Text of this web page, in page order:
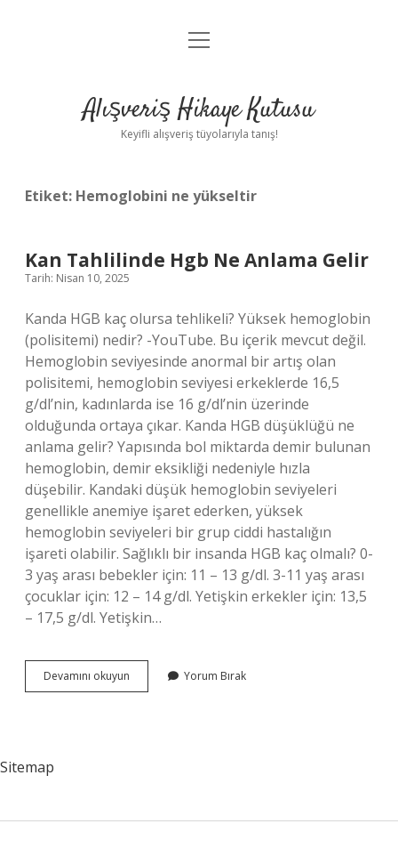
Anasayfa
Yasal Uyarı
menüyü
Alışveriş Hikaye Kutusu
Keyifli alışveriş tüyolarıyla tanış!
Etiket: Hemoglobini ne yükseltir
Kan Tahlilinde Hgb Ne Anlama Gelir
Tarih: Nisan 10, 2025
Kanda HGB kaç olursa tehlikeli? Yüksek hemoglobin
(polisitemi) nedir? -YouTube. Bu içerik mevcut değil.
Hemoglobin seviyesinde anormal bir artış olan
polisitemi, hemoglobin seviyesi erkeklerde 16,5
g/dl’nin, kadınlarda ise 16 g/dl’nin üzerinde
olduğunda ortaya çıkar. Kanda HGB düşüklüğü ne
anlama gelir? Yapısında bol miktarda demir bulunan
hemoglobin, demir eksikliği nedeniyle hızla
düşebilir. Kandaki düşük hemoglobin seviyeleri
genellikle anemiye işaret ederken, yüksek
hemoglobin seviyeleri bir grup ciddi hastalığın
işareti olabilir. Sağlıklı bir insanda HGB kaç olmalı? 0-
3 yaş arası bebekler için: 11 – 13 g/dl. 3-11 yaş arası
çocuklar için: 12 – 14 g/dl. Yetişkin erkekler için: 13,5
– 17,5 g/dl. Yetişkin…
Devamını okuyun
Tahlilinde
Yorum Bırak
Sitemap